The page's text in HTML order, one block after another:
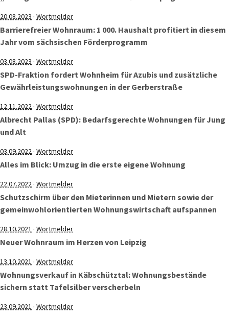
20.08.2023 · Wortmelder
Barrierefreier Wohnraum: 1 000. Haushalt profitiert in diesem
Jahr vom sächsischen Förderprogramm
03.08.2023 · Wortmelder
SPD-Fraktion fordert Wohnheim für Azubis und zusätzliche
Gewährleistungswohnungen in der Gerberstraße
12.11.2022· Wortmelder
Albrecht Pallas (SPD): Bedarfsgerechte Wohnungen für Jung
und Alt
03.09.2022· Wortmelder
Alles im Blick: Umzug in die erste eigene Wohnung
22.07.2022· Wortmelder
Schutzschirm über den Mieterinnen und Mietern sowie der
gemeinwohlorientierten Wohnungswirtschaft aufspannen
28.10.2021 · Wortmelder
Neuer Wohnraum im Herzen von Leipzig
13.10.2021 · Wortmelder
Wohnungsverkauf in Käbschütztal: Wohnungsbestände
sichern statt Tafelsilber verscherbeln
23.09.2021 · Wortmelder